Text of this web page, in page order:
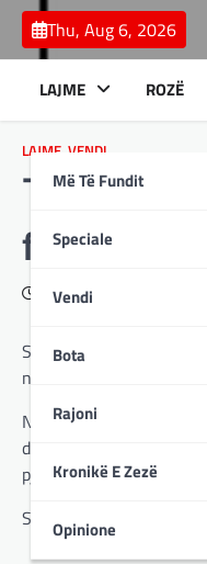
Skip
content
Thu, Aug 6, 2026
LAJME
Më Të Fundit
Speciale
Vendi
Bota
Rajoni
Kronikë E Zezë
Opinione
ROZË
LAJME VENDI
Tentim
familjeje
October 6, 2025
SPB Shkup ka ngritur
ndaj M.Ç. (58), Sh.Ç.
Ngjarja ka ndodhur më
dhe M.E. (18). Gjatë
pjesa tjetër e grupit ka
SPB Shkup njofton se